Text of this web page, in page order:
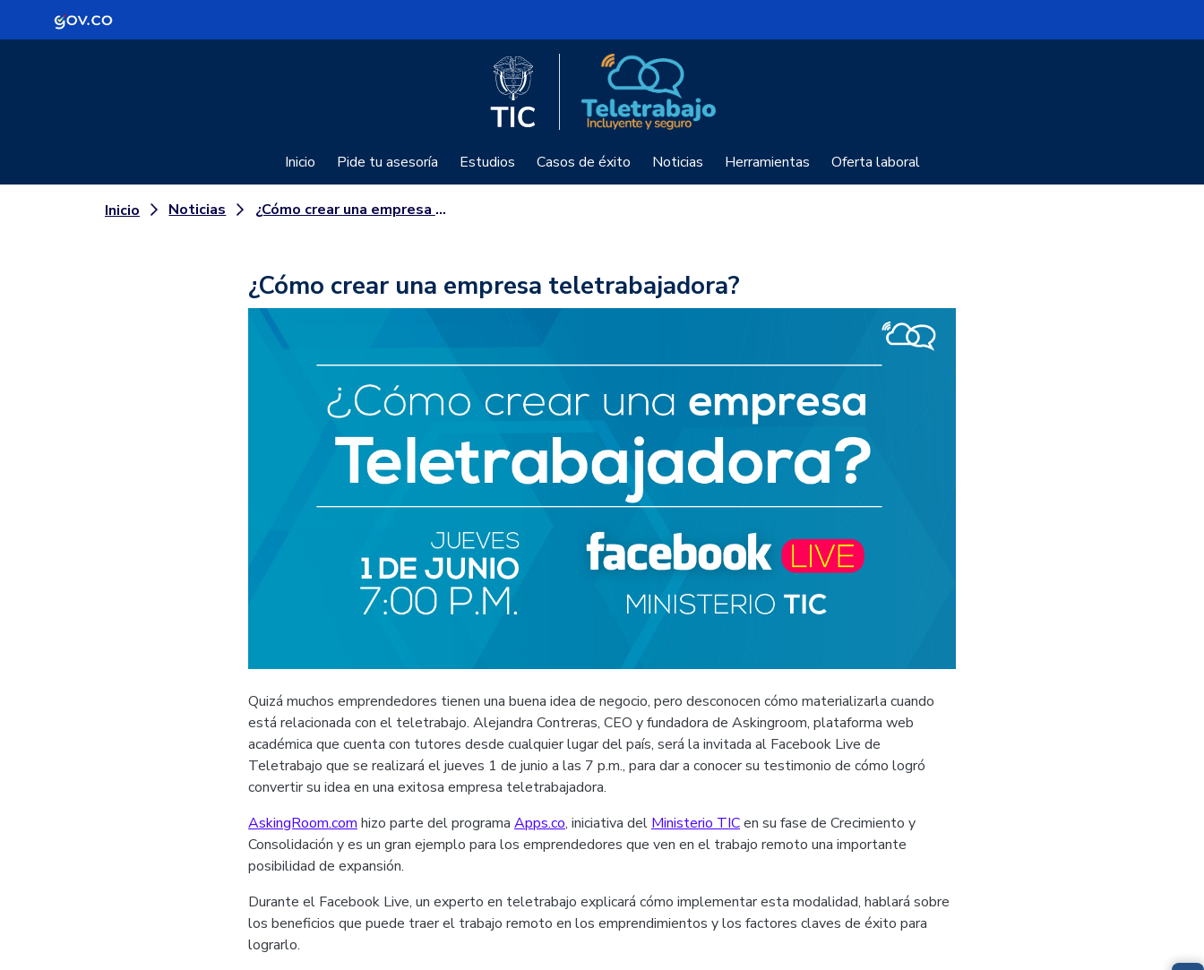
Logo Gobierno de Colombia
Logo del Ministerio TIC
Inicio Pide tu asesoría Estudios Casos de éxito Noticias Herramientas Oferta laboral
Inicio Noticias ¿Cómo crear una empresa teletrabajadora?
¿Cómo crear una empresa teletrabajadora?
Quizá muchos emprendedores tienen una buena idea de negocio, pero desconocen cómo materializarla cuando
está relacionada con el teletrabajo. Alejandra Contreras, CEO y fundadora de Askingroom, plataforma web
académica que cuenta con tutores desde cualquier lugar del país, será la invitada al Facebook Live de
Teletrabajo que se realizará el jueves 1 de junio a las 7 p.m., para dar a conocer su testimonio de cómo logró
convertir su idea en una exitosa empresa teletrabajadora.
AskingRoom.com hizo parte del programa Apps.co, iniciativa del Ministerio TICen su fase de Crecimiento y
Consolidación y es un gran ejemplo para los emprendedores que ven en el trabajo remoto una importante
posibilidad de expansión.
Durante el Facebook Live, un experto en teletrabajo explicará cómo implementar esta modalidad, hablará sobre
los beneficios que puede traer el trabajo remoto en los emprendimientos y los factores claves de éxito para
lograrlo.